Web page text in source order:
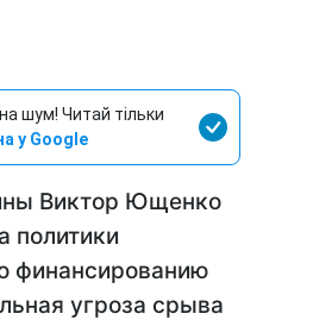
шум! Читай тільки
у Google
Виктор Ющенко
политики
финансированию
угроза срыва